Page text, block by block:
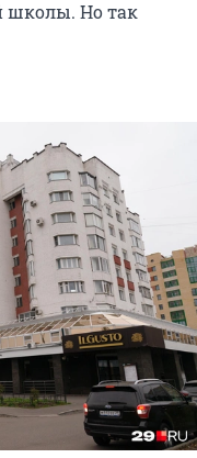
школы. Но так